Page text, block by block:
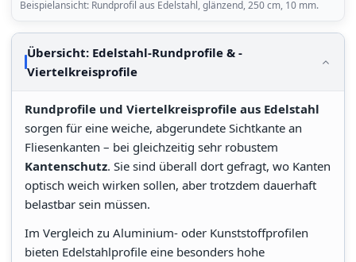
Übersicht: Edelstahl-Rundprofile & -
Viertelkreisprofile
Rundprofile und Viertelkreisprofile aus Edelstahl
sorgen für eine weiche, abgerundete Sichtkante an
Fliesenkanten – bei gleichzeitig sehr robustem
Kantenschutz. Sie sind überall dort gefragt, wo Kanten
optisch weich wirken sollen, aber trotzdem dauerhaft
belastbar sein müssen.
Im Vergleich zu Aluminium- oder Kunststoffprofilen
bieten Edelstahlprofile eine besonders hohe
Beispielansicht: Rundprofil aus Edelstahl, glänzend, 250 cm, 10 mm.